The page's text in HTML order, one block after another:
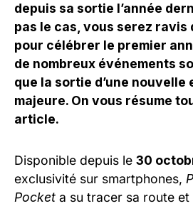
depuis sa sortie l’année
pas le cas, vous serez ravis
pour célébrer le premier
de nombreux événements
que la sortie d’une nouvelle
majeure. On vous résume
article.
Disponible depuis le 30
exclusivité sur smartphones,
Pocket a su tracer sa route